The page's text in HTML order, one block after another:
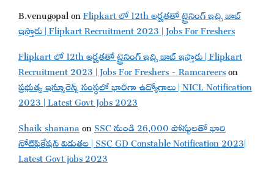
B.venugopalonFlipkart లో 12th అర్హతతో ట్రైనింగ్ ఇచ్చి జాబ్
ఇస్తారు | Flipkart Recruitment 2023 | Jobs For Freshers
Flipkart లో 12th అర్హతతో ట్రైనింగ్ ఇచ్చి జాబ్ ఇస్తారు | Flipkart
Recruitment 2023 | Jobs For Freshers - Ramcareerson
ప్రభుత్వ ఇన్సూరెన్స్ సంస్థలో భారీగా ఉద్యోగాలు | NICL Notification
2023 | Latest Govt Jobs 2023
Shaik shananaonSSC నుండి 26,000 పోస్టులతో భారి
నోటిఫికేషన్ విడుతల | SSC GD Constable Notification 2023|
Latest Govt jobs 2023